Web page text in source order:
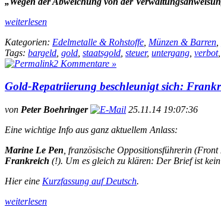
weiterlesen
Kategorien: Edelmetalle & Rohstoffe Münzen & Barren
Tags: bargeld gold staatsgold steuer, untergang verbot,
2 Kommentare »
Gold-Repatriierung beschleunigt sich:
von Peter Boehringer
25.11.14 19:07:36
Eine wichtige Info aus ganz aktuellem Anlass:
Marine Le Pen , französische Oppositionsführerin
Frankreich (!). Um es gleich zu klären: Der Brief istkein
Hier eine Kurzfassung auf Deutsch.
weiterlesen